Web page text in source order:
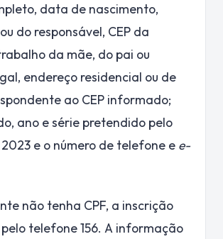
data de nascimento,
do responsável, CEP da
da mãe, do pai ou
endereço residencial ou de
ao CEP informado;
ano e série pretendido pelo
e o número de telefone e e-
não tenha CPF, a inscrição
telefone 156. A informação